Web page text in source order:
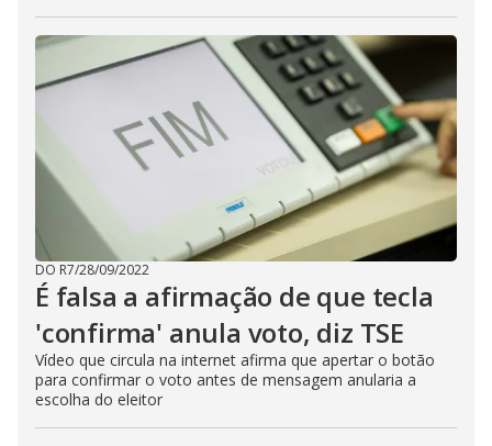
DO R7/28/09/2022
É falsa a afirmação de que tecla
'confirma' anula voto, diz TSE
Vídeo que circula na internet afirma que apertar o botão
para confirmar o voto antes de mensagem anularia a
escolha do eleitor